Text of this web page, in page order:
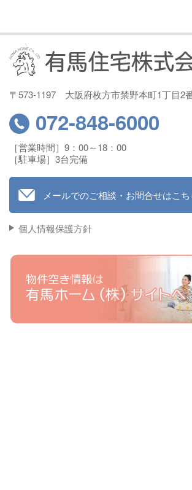
〒573-1197 大阪府枚方市禁野本町1丁目2
072-848-6000
［営業時間］9：00～18：00
［駐車場］3台完備
メールでのご相談・お問合せはこち
個人情報保護方針